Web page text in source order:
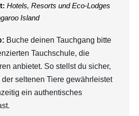
Hotels, Resorts und Eco-Lodges
Island
Buche deinen Tauchgang bitte
Tauchschule, die
anbietet. So stellst du sicher,
seltenen Tiere gewährleistet
ein authentisches